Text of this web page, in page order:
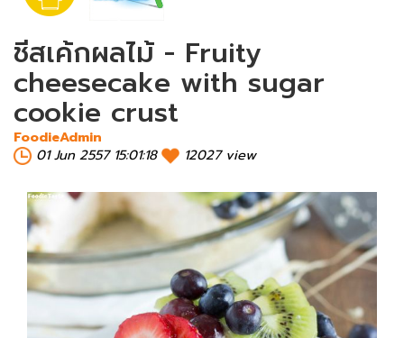
ชีสเค้กผลไม้ - Fruity
cheesecake with sugar
cookie crust
FoodieAdmin
01 Jun 2557 15:01:18
12027 view